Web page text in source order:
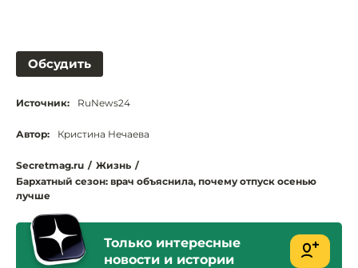
Обсудить
Источник: RuNews24
Автор: Кристина Нечаева
Secretmag.ru / Жизнь /
Бархатный сезон: врач объяснила, почему отпуск осенью
лучше
Только интересные
новости и истории